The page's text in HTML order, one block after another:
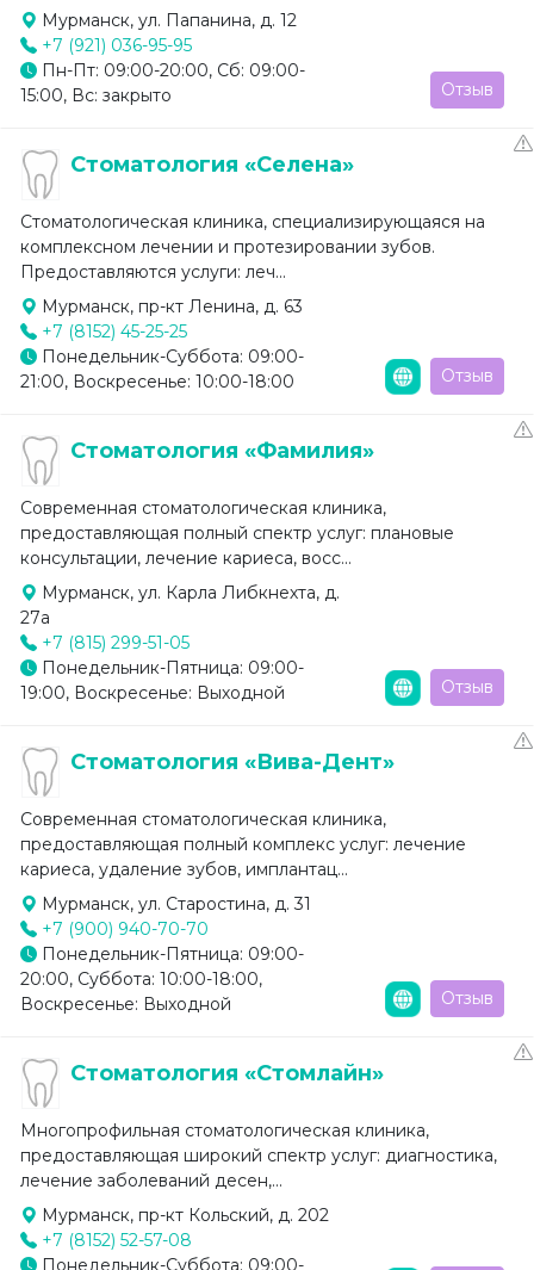
Мурманск, ул. Папанина, д. 12
+7 (921) 036-95-95
Пн-Пт: 09:00-20:00, Сб: 09:00-
15:00, Вс: закрыто
Отзыв
Стоматология «Селена»
Стоматологическая клиника, специализирующаяся на
комплексном лечении и протезировании зубов.
Предоставляются услуги: леч...
Мурманск, пр-кт Ленина, д. 63
+7 (8152) 45-25-25
Понедельник-Суббота: 09:00-
21:00, Воскресенье: 10:00-18:00
Отзыв
Стоматология «Фамилия»
Современная стоматологическая клиника,
предоставляющая полный спектр услуг: плановые
консультации, лечение кариеса, восс...
Мурманск, ул. Карла Либкнехта, д.
27а
+7 (815) 299-51-05
Понедельник-Пятница: 09:00-
19:00, Воскресенье: Выходной
Отзыв
Стоматология «Вива-Дент»
Современная стоматологическая клиника,
предоставляющая полный комплекс услуг: лечение
кариеса, удаление зубов, имплантац...
Мурманск, ул. Старостина, д. 31
+7 (900) 940-70-70
Понедельник-Пятница: 09:00-
20:00, Суббота: 10:00-18:00,
Воскресенье: Выходной
Отзыв
Стоматология «Стомлайн»
Многопрофильная стоматологическая клиника,
предоставляющая широкий спектр услуг: диагностика,
лечение заболеваний десен,...
Мурманск, пр-кт Кольский, д. 202
+7 (8152) 52-57-08
Понедельник-Суббота: 09:00-